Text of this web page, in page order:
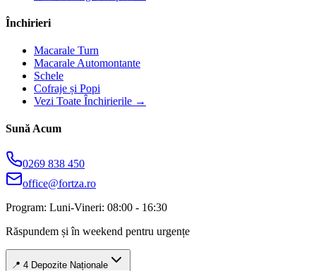
Închirieri
Macarale Turn
Macarale Automontante
Schele
Cofraje și Popi
Vezi Toate Închirierile →
Sună Acum
0269 838 450
office@fortza.ro
Program: Luni-Vineri: 08:00 - 16:30
Răspundem și în weekend pentru urgențe
📍 4 Depozite Naționale